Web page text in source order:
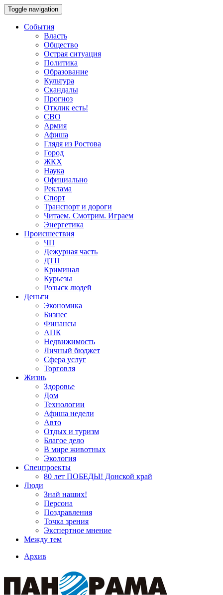
Toggle navigation
События
Власть
Общество
Острая ситуация
Политика
Образование
Культура
Скандалы
Прогноз
Отклик есть!
СВО
Армия
Афиша
Глядя из Ростова
Город
ЖКХ
Наука
Официально
Реклама
Спорт
Транспорт и дороги
Читаем. Смотрим. Играем
Энергетика
Происшествия
ЧП
Дежурная часть
ДТП
Криминал
Курьезы
Розыск людей
Деньги
Экономика
Бизнес
Финансы
АПК
Недвижимость
Личный бюджет
Сфера услуг
Торговля
Жизнь
Здоровье
Дом
Технологии
Афиша недели
Авто
Отдых и туризм
Благое дело
В мире животных
Экология
Спецпроекты
80 лет ПОБЕДЫ! Донской край
Люди
Знай наших!
Персона
Поздравления
Точка зрения
Экспертное мнение
Между тем
Архив